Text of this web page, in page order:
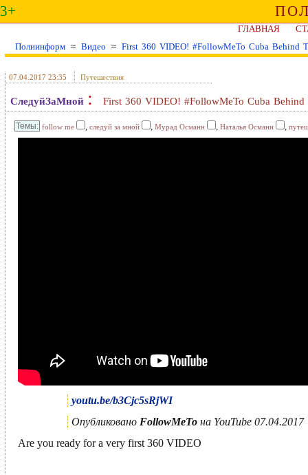
3+
ГЛАВНАЯ
Полиинформ ≈ Видео ≈ First 360 VIDEO! #FollowMeTo Cuba Behind
07.04.2017 23:35 Путешествия
СледуйЗаМной : First 360 VIDEO! #FollowMeTo Cuba Behind
follow me , следуй за мной , Мурад Османн , Наталья Османн ,
youtu.be/b3Cjc5sRjWI
Опубликовано FollowMeTo на YouTube 07.04.2017
Are you ready for a very first 360 VIDEO